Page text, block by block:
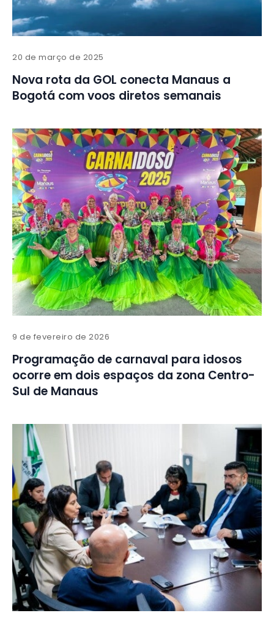
20 de março de 2025
Nova rota da GOL conecta Manaus a
Bogotá com voos diretos semanais
9 de fevereiro de 2026
Programação de carnaval para idosos
ocorre em dois espaços da zona Centro-
Sul de Manaus